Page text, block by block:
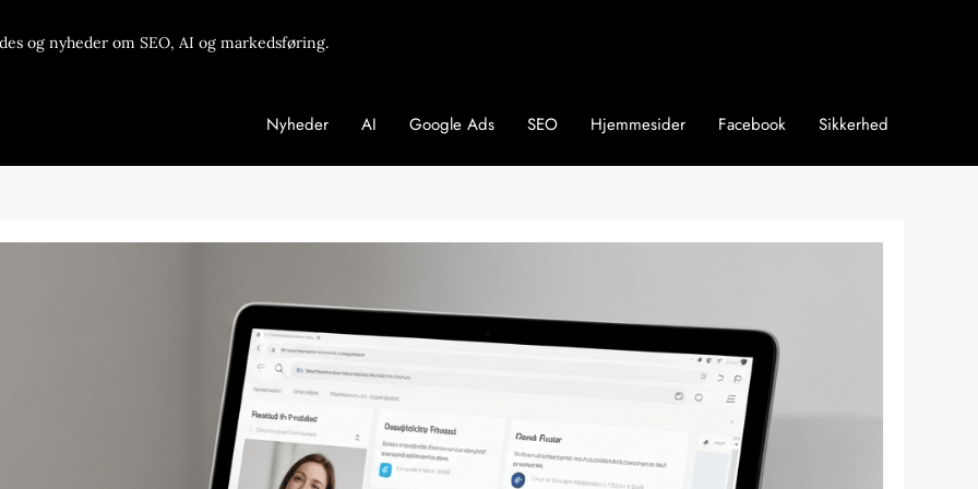
og nyheder om SEO, AI og markedsføring.
Nyheder AI Google Ads SEO Hjemmesider Facebook Sikkerhed